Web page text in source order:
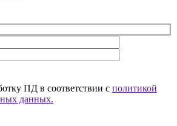
ПД в соответствии с политикой
данных.